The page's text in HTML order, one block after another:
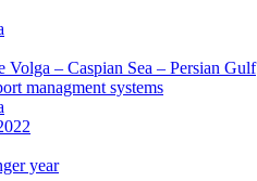
– Caspian Sea – Persian Gulf
managment systems
year